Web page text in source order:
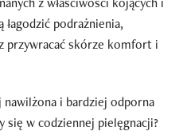
podrażnienia,
przywracać skórze komfort i
i bardziej odporna
się w codziennej pielęgnacji?